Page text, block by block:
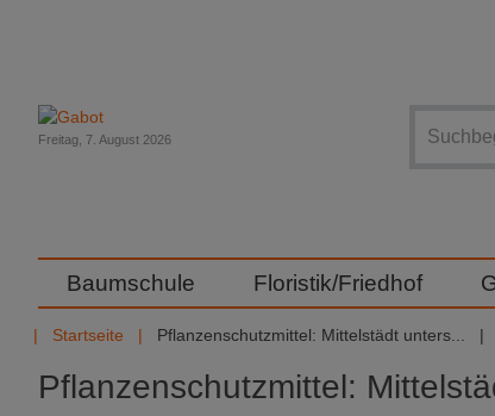
Freitag, 7. August 2026
Baumschule Floristik/Friedhof
Startseite Pflanzenschutzmittel: Mittelstädt unters...
Pflanzenschutzmittel: